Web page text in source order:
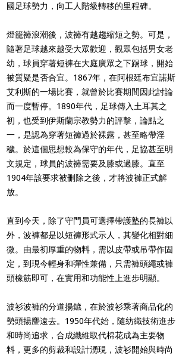
國足球勢力，向工人階級轉移的里程碑。
燈籠褲浪潮後，波褲有越趨縮短之勢。可是，
隨著足球越來越受大眾歡迎，觀眾包括男女老
幼，球員穿著短褲在大庭廣眾之下踢球，開始
被質疑是否合宜。1867年，在阿根廷布宜諾斯
艾利斯的一場比賽，就曾於比賽期間因此討論
而一度暫停。1890年代，足球傳入土耳其之
初，也受到伊斯蘭宗教勢力的評擊，論點之
一，是認為穿著短褲過於裸露，甚至略帶淫
穢。於這個思想較為保守的年代，足協甚至明
文規定，球員的波褲需要及膝或過膝。直至
1904年該要求被刪除之後，才將波褲正式解
放。
直到今天，除了守門員可選擇帶護塾的長褲以
外，波褲都是以短褲形式示人，其變化相對細
微。由最初厚重的物料，需以皮帶或吊帶作固
定，到現今輕身和彈性兼備，只需褲頭繩或褲
頭橡筋即可，在實用和功能性上進步明顯。
波衫波褲的分道揚鑣，在於波衫乘著商品化的
勢頭揚麈遠去。1950年代始，隨紡織技術進步
和時尚追求，合成纖維取代棉花成為主要物
料，更多的剪裁和設計湧現，波衫開始與時尚